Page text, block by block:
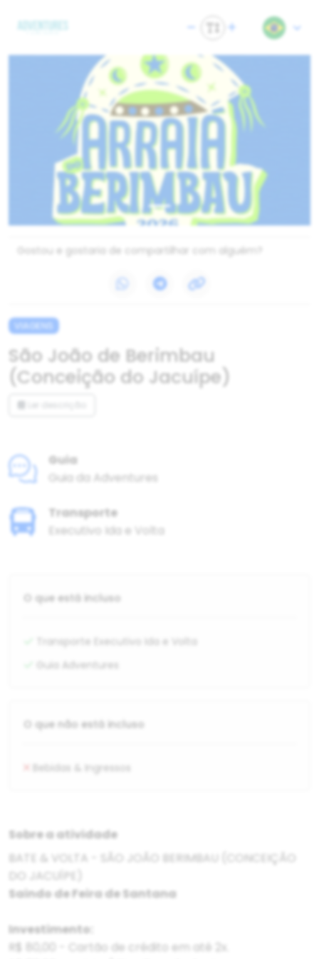
Gostou e gostaria de compartilhar com alguém?
VIAGENS
São João de Berimbau
(Conceição do Jacuípe)
Guia
Guia da Adventures
Transporte
Executivo Ida e Volta
O que está incluso
Transporte Executivo Ida e Volta
Guia Adventures
O que não está incluso
Bebidas & Ingressos
Sobre a atividade
BATE & VOLTA - SÃO JOÃO BERIMBAU (CONCEIÇÃO
DO JACUÍPE)
Saindo de Feira de Santana
Investimento:
R$ 80,00 - Cartão de crédito em até 2x.